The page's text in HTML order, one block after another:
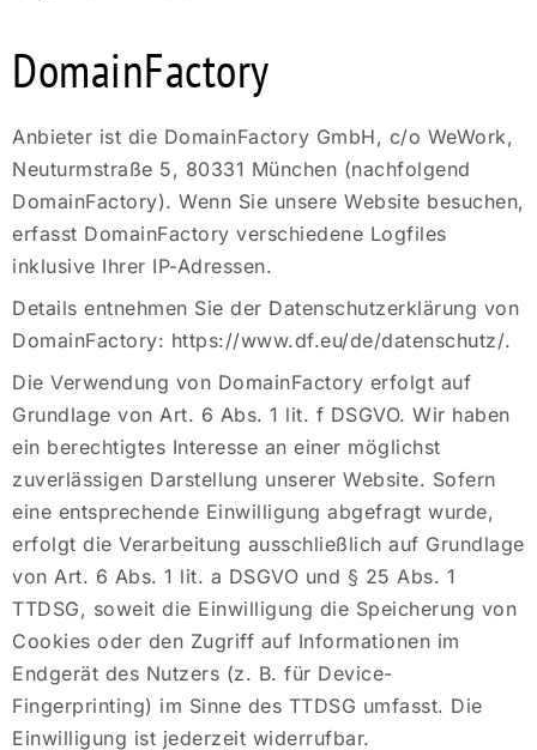
DomainFactory
Anbieter ist die DomainFactory GmbH, c/o WeWork,
Neuturmstraße 5, 80331 München (nachfolgend
DomainFactory). Wenn Sie unsere Website besuchen,
erfasst DomainFactory verschiedene Logfiles
inklusive Ihrer IP-Adressen.
Details entnehmen Sie der Datenschutzerklärung von
DomainFactory: https://www.df.eu/de/datenschutz/.
Die Verwendung von DomainFactory erfolgt auf
Grundlage von Art. 6 Abs. 1 lit. f DSGVO. Wir haben
ein berechtigtes Interesse an einer möglichst
zuverlässigen Darstellung unserer Website. Sofern
eine entsprechende Einwilligung abgefragt wurde,
erfolgt die Verarbeitung ausschließlich auf Grundlage
von Art. 6 Abs. 1 lit. a DSGVO und § 25 Abs. 1
TTDSG, soweit die Einwilligung die Speicherung von
Cookies oder den Zugriff auf Informationen im
Endgerät des Nutzers (z. B. für Device-
Fingerprinting) im Sinne des TTDSG umfasst. Die
Einwilligung ist jederzeit widerrufbar.